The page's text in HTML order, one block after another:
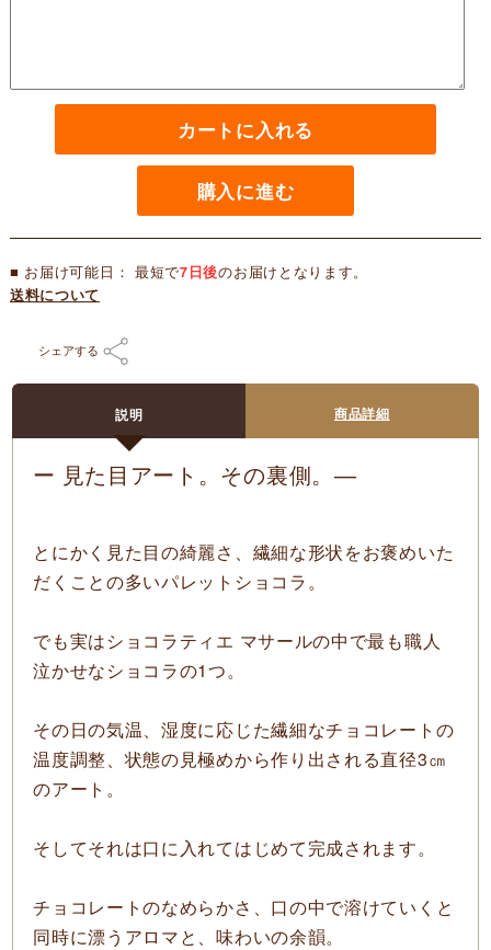
カートに入れる
購入に進む
■ お届け可能日： 最短で7日後のお届けとなります。
送料について
シェアする
説明 商品詳細
ー 見た目アート。その裏側。―
とにかく見た目の綺麗さ、繊細な形状をお褒めいた
だくことの多いパレットショコラ。
でも実はショコラティエ マサールの中で最も職人
泣かせなショコラの1つ。
その日の気温、湿度に応じた繊細なチョコレートの
温度調整、状態の見極めから作り出される直径3㎝
のアート。
そしてそれは口に入れてはじめて完成されます。
チョコレートのなめらかさ、口の中で溶けていくと
同時に漂うアロマと、味わいの余韻。